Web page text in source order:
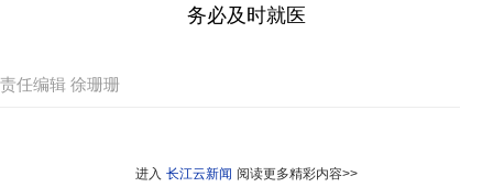
务必及时就医
责任编辑 徐珊珊
进入 长江云新闻 阅读更多精彩内容>>